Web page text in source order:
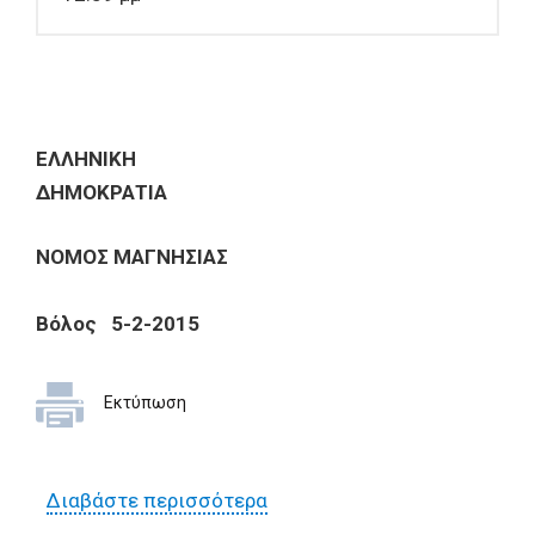
ΕΛΛΗΝΙΚΗ
ΔΗΜΟΚΡΑΤΙΑ
ΝΟΜΟΣ ΜΑΓΝΗΣΙΑΣ
Βόλος 5-2-201 5
Εκτύπωση
Διαβάστε περισσότεραγια Έρευνα αγοράς για την